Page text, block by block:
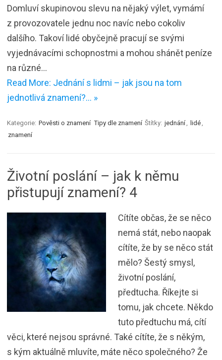
Domluví skupinovou slevu na nějaký výlet, vymámí
z provozovatele jednu noc navíc nebo cokoliv
dalšího. Takoví lidé obyčejně pracují se svými
vyjednávacími schopnostmi a mohou shánět peníze
na různé…
Read More: Jednání s lidmi – jak jsou na tom
jednotlivá znamení?… »
Kategorie: Pověsti o znamení Tipy dle znamení Štítky: jednání lidé
znamení
Životní poslání – jak k němu
přistupují znamení? 4
Cítíte občas, že se něco
nemá stát, nebo naopak
cítíte, že by se něco stát
mělo? Šestý smysl,
životní poslání,
předtucha. Říkejte si
tomu, jak chcete. Někdo
tuto předtuchu má, cítí
věci, které nejsou správné. Také cítíte, že s někým,
s kým aktuálně mluvíte, máte něco společného? Že